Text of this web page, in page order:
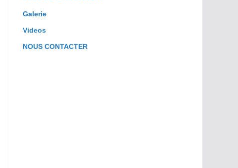
Galerie
Videos
NOUS CONTACTER